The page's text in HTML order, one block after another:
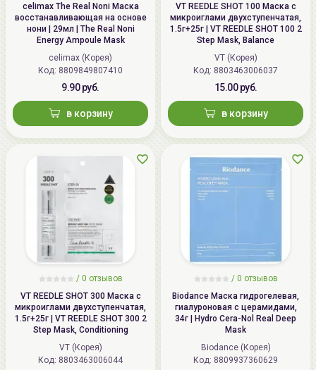
celimax The Real Noni Маска
восстанавливающая на основе
нони | 29мл | The Real Noni
Energy Ampoule Mask
celimax (Корея)
Код: 8809849807410
9.90 руб.
в корзину
VT REEDLE SHOT 100 Маска с
микроиглами двухступенчатая,
1.5г+25г | VT REEDLE SHOT 100 2
Step Mask, Balance
VT (Корея)
Код: 8803463006037
15.00 руб.
в корзину
/ 0 отзывов
VT REEDLE SHOT 300 Маска с
микроиглами двухступенчатая,
1.5г+25г | VT REEDLE SHOT 300 2
Step Mask, Conditioning
VT (Корея)
Код: 8803463006044
/ 0 отзывов
Biodance Маска гидрогелевая,
гиалуроновая с церамидами,
34г | Hydro Cera-Nol Real Deep
Mask
Biodance (Корея)
Код: 8809937360629